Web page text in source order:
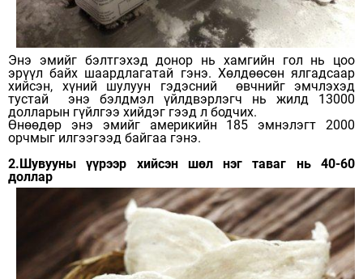
Энэ эмийг бэлтгэхэд донор нь хамгийн гол нь цоо
эрүүл байх шаардлагатай гэнэ. Хөлдөөсөн ялгадсаар
хийсэн, хүний шулуун гэдэсний өвчнийг эмчлэхэд
тустай энэ бэлдмэл үйлдвэрлэгч нь жилд 13000
долларын гүйлгээ хийдэг гээд л бодчих.
Өнөөдөр энэ эмийг америкийн 185 эмнэлэгт 2000
орчмыг илгээгээд байгаа гэнэ.
2.Шувууны үүрээр хийсэн шөл нэг таваг нь 40-60
доллар